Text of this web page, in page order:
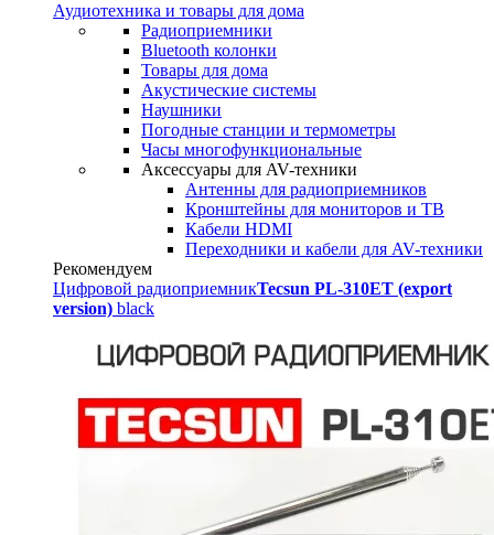
Аудиотехника и товары для дома
Радиоприемники
Bluetooth колонки
Товары для дома
Акустические системы
Наушники
Погодные станции и термометры
Часы многофункциональные
Аксессуары для AV-техники
Антенны для радиоприемников
Кронштейны для мониторов и ТВ
Кабели HDMI
Переходники и кабели для AV-техники
Рекомендуем
Цифровой радиоприемникTecsun PL-310ET (export
version) black